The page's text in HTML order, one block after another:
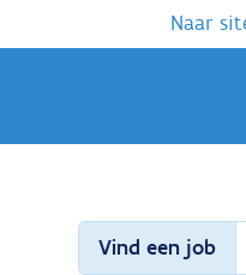
Naar
Vind een job